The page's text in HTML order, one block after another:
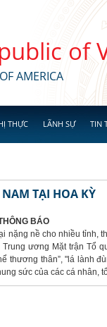
of
AMERICA
THỰC LÃNH SỰ TIN
TẠI HOA KỲ
BÁO
nặng nề cho nhiều tỉnh,
ương Mặt trận Tổ
thương thân”, "lá lành
sức của các cá nhân,